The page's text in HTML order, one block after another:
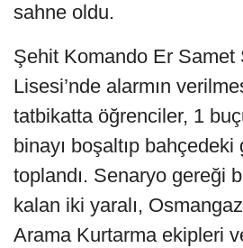
sahne oldu.
Şehit Komando Er Samet
Lisesi’nde alarmın
tatbikatta öğrenciler, 1
binayı boşaltıp
toplandı. Senaryo gereği
kalan iki yaralı,
Arama Kurtarma ekipleri